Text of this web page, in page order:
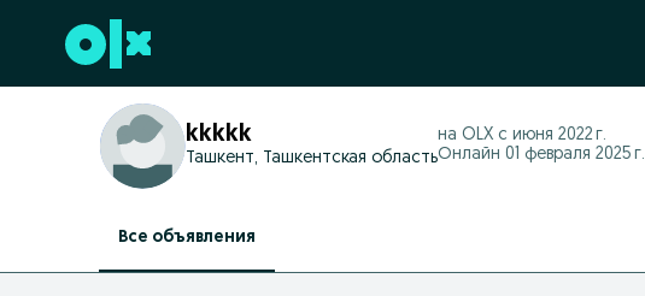
Перейти к нижнему колонтитулу
kkkkk
Ташкент, Ташкентская область
на OLX с июня 2022 г.
Онлайн 01 февраля 2025 г.
Все объявления